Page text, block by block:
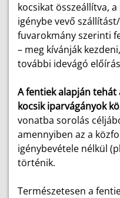
kocsikat összeállítva,
igénybe vevő
fuvarokmány szerinti
– meg kívánják
további idevágó
A fentiek alapján
kocsik iparvágányok
vonatba sorolás
amennyiben az a
igénybevétele nélkül
történik.
Természetesen a